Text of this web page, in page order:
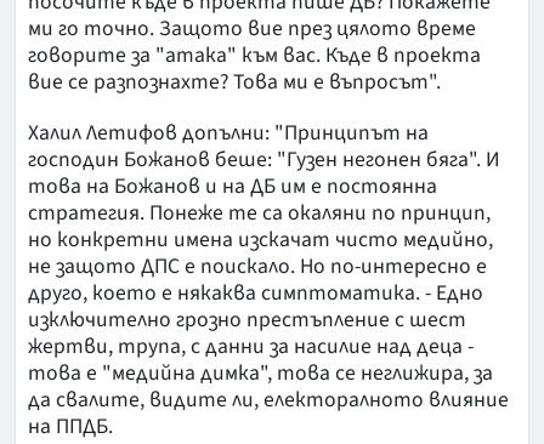
ми го точно. Защото вие през цялото време
говорите за "атака" към вас. Къде в проекта
вие се разпознахте? Това ми е въпросът".
Халил Летифов допълни: "Принципът на
господин Божанов беше: "Гузен негонен бяга". И
това на Божанов и на ДБ им е постоянна
стратегия. Понеже те са окаляни по принцип,
но конкретни имена изскачат чисто медийно,
не защото ДПС е поискало. Но по-интересно е
друго, което е някаква симптоматика. - Едно
изключително грозно престъпление с шест
жертви, трупа, с данни за насилие над деца -
това е "медийна димка", това се неглижира, за
да свалите, видите ли, електоралното влияние
на ППДБ.